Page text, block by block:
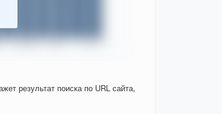
результат поиска по URL сайта,